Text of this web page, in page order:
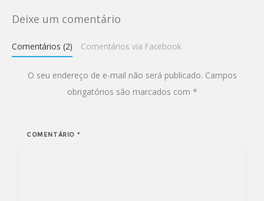
Deixe um comentário
Comentários (2) Comentários via Facebook
O seu endereço de e-mail não será publicado. Campos
obrigatórios são marcados com *
COMENTÁRIO *